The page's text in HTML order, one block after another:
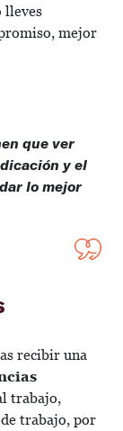
lleves
mejor
que ver
y el
lo mejor
recibir una
trabajo,
trabajo, por